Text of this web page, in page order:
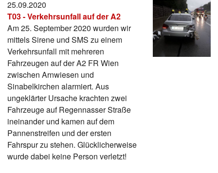
Termine
Kontakt
25.09.2020
T03 - Verkehrsunfall auf der A2
Am 25. September 2020 wurden wir
mittels Sirene und SMS zu einem
Verkehrsunfall mit mehreren
Fahrzeugen auf der A2 FR Wien
zwischen Arnwiesen und
Sinabelkirchen alarmiert. Aus
ungeklärter Ursache krachten zwei
Fahrzeuge auf Regennasser Straße
ineinander und kamen auf dem
Pannenstreifen und der ersten
Fahrspur zu stehen. Glücklicherweise
wurde dabei keine Person verletzt!